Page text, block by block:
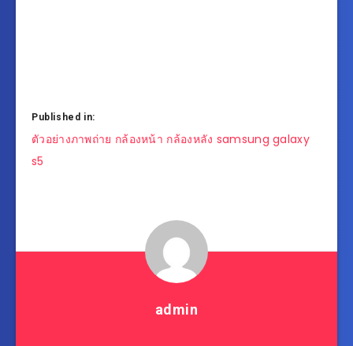
Published in:
แนะแนว
เรื่อง
ตัวอย่างภาพถ่าย กล้องหน้า กล้องหลัง samsung galaxy
s5
admin